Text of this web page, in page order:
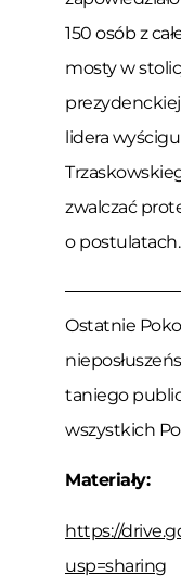
150 osób z
mosty w
lidera
zwalczać
o postulatach.
Ostatnie
taniego
wszystkich
Materiały:
https://
usp=sharing